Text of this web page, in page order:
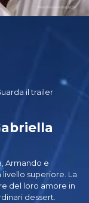
il trailer
Armando e
superiore. La
del loro amore in
dessert.